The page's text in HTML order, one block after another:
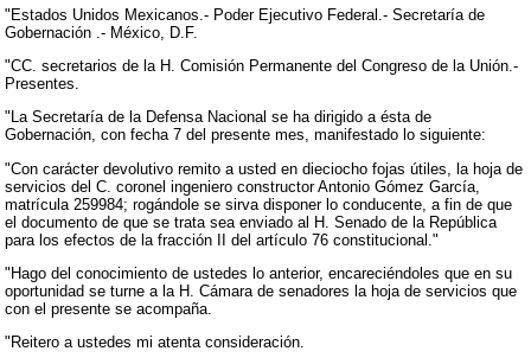
"Estados Unidos Mexicanos.- Poder Ejecutivo Federal.- Secretaría de
Gobernación .- México, D.F.
"CC. secretarios de la H. Comisión Permanente del Congreso de la Unión.-
Presentes.
"La Secretaría de la Defensa Nacional se ha dirigido a ésta de
Gobernación, con fecha 7 del presente mes, manifestado lo siguiente:
"Con carácter devolutivo remito a usted en dieciocho fojas útiles, la hoja de
servicios del C. coronel ingeniero constructor Antonio Gómez García,
matrícula 259984; rogándole se sirva disponer lo conducente, a fin de que
el documento de que se trata sea enviado al H. Senado de la República
para los efectos de la fracción II del artículo 76 constitucional."
"Hago del conocimiento de ustedes lo anterior, encareciéndoles que en su
oportunidad se turne a la H. Cámara de senadores la hoja de servicios que
con el presente se acompaña.
"Reitero a ustedes mi atenta consideración.